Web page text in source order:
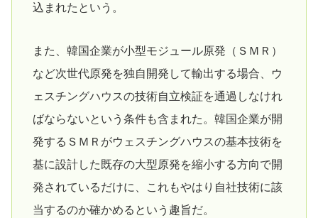
込まれたという。
また、韓国企業が小型モジュール原発（ＳＭＲ）
など次世代原発を独自開発して輸出する場合、ウ
ェスチングハウスの技術自立検証を通過しなけれ
ばならないという条件も含まれた。韓国企業が開
発するＳＭＲがウェスチングハウスの基本技術を
基に設計した既存の大型原発を縮小する方向で開
発されているだけに、これもやはり自社技術に該
当するのか確かめるという趣旨だ。